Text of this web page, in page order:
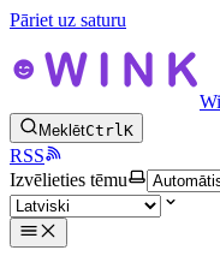
Pāriet uz saturu
MeklētCtrlK
RSS
Izvēlieties tēmu